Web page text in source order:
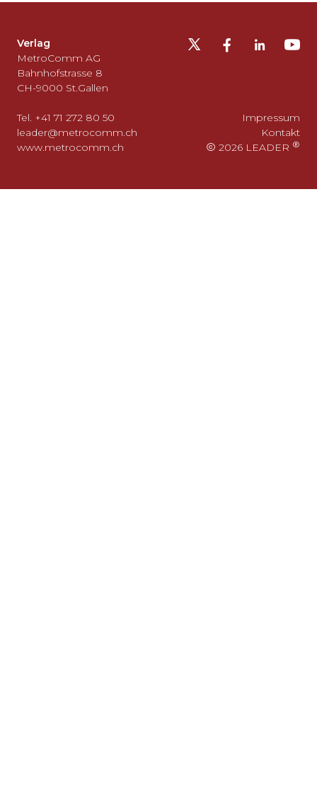
auslassen
und
zurück
zum
gehen?
Verlag
MetroComm AG
Bahnhofstrasse 8
CH-9000 St.Gallen
Tel. +41 71 272 80 50
leader@metrocomm.ch
www.metrocomm.ch
Impressum
Kontakt
2026 LEADER